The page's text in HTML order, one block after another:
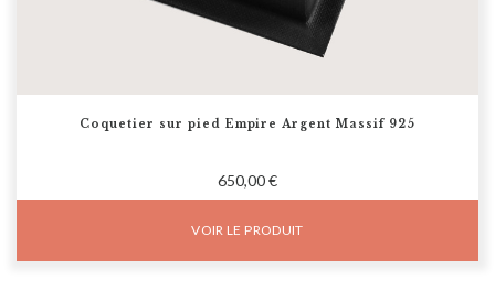
Coquetier sur pied Empire Argent Massif 925
650,00 €
VOIR LE PRODUIT